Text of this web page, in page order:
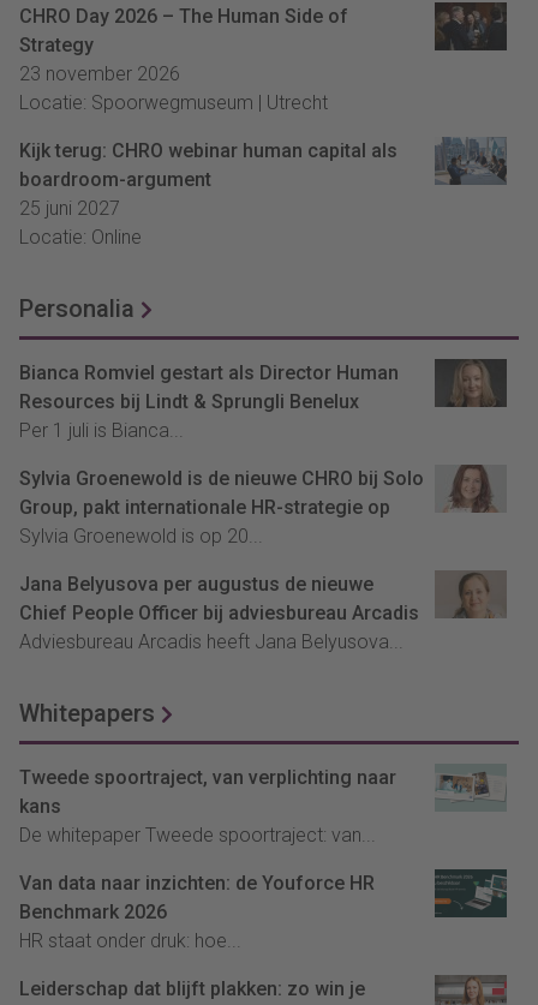
CHRO Day 2026 – The Human Side of
Strategy
23 november 2026
Locatie: Spoorwegmuseum | Utrecht
Kijk terug: CHRO webinar human capital als
boardroom-argument
25 juni 2027
Locatie: Online
Personalia
Bianca Romviel gestart als Director Human
Resources bij Lindt & Sprungli Benelux
Per 1 juli is Bianca...
Sylvia Groenewold is de nieuwe CHRO bij Solo
Group, pakt internationale HR-strategie op
Sylvia Groenewold is op 20...
Jana Belyusova per augustus de nieuwe
Chief People Officer bij adviesbureau Arcadis
Adviesbureau Arcadis heeft Jana Belyusova...
Whitepapers
Tweede spoortraject, van verplichting naar
kans
De whitepaper Tweede spoortraject: van...
Van data naar inzichten: de Youforce HR
Benchmark 2026
HR staat onder druk: hoe...
Leiderschap dat blijft plakken: zo win je